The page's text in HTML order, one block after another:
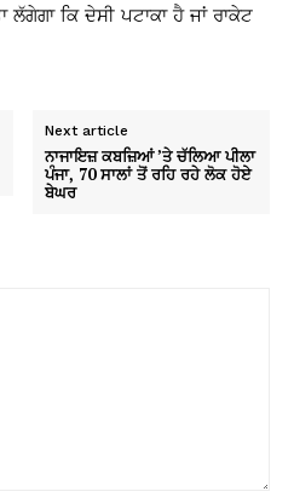
ਲੱਗੇਗਾ ਕਿ ਦੇਸੀ ਪਟਾਕਾ ਹੈ ਜਾਂ ਰਾਕੇਟ
Next article
ਨਾਜਾਇਜ਼ ਕਬਜ਼ਿਆਂ ’ਤੇ ਚੱਲਿਆ ਪੀਲਾ
ਪੰਜਾ, 70 ਸਾਲਾਂ ਤੋਂ ਰਹਿ ਰਹੇ ਲੋਕ ਹੋਏ
ਬੇਘਰ